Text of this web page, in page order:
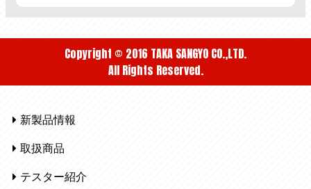
Copyright © 2016 TAKA SANGYO CO.,LTD.
All Rights Reserved.
新製品情報
取扱商品
テスター紹介